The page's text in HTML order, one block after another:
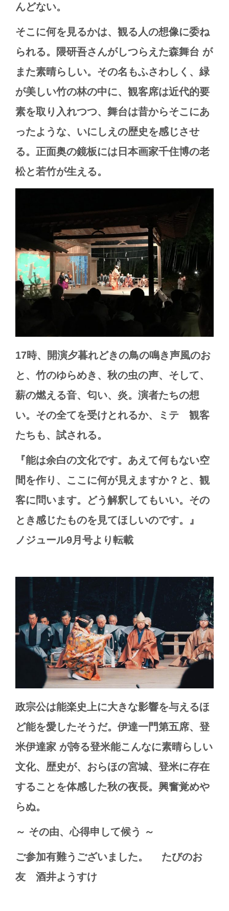
んどない。
そこに何を見るかは、観る人の想像に委ね
られる。隈研吾さんがしつらえた森舞台 が
また素晴らしい。その名もふさわしく、緑
が美しい竹の林の中に、観客席は近代的要
素を取り入れつつ、舞台は昔からそこにあ
ったような、いにしえの歴史を感じさせ
る。正面奥の鏡板には日本画家千住博の老
松と若竹が生える。
17時、開演夕暮れどきの鳥の鳴き声風のお
と、竹のゆらめき、秋の虫の声、そして、
薪の燃える音、匂い、炎。演者たちの想
い。その全てを受けとれるか、ミテ 観客
たちも、試される。
『能は余白の文化です。あえて何もない空
間を作り、ここに何が見えますか？と、観
客に問います。どう解釈してもいい。その
とき感じたものを見てほしいのです。』
ノジュール9月号より転載
政宗公は能楽史上に大きな影響を与えるほ
ど能を愛したそうだ。伊達一門第五席、登
米伊達家 が誇る登米能こんなに素晴らしい
文化、歴史が、おらほの宮城、登米に存在
することを体感した秋の夜長。興奮覚めや
らぬ。
～ その由、心得申して候う ～
ご参加有難うございました。 たびのお
友 酒井ようすけ